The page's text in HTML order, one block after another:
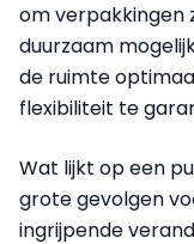
om verpakkingen
duurzaam
de ruimte
flexibiliteit te
Wat lijkt op een
grote gevolgen
ingrijpende